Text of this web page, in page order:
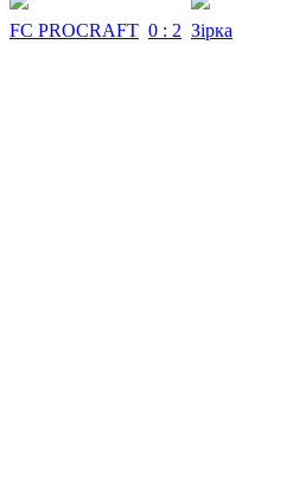
FC PROCRAFT 0 : 2 Зірка